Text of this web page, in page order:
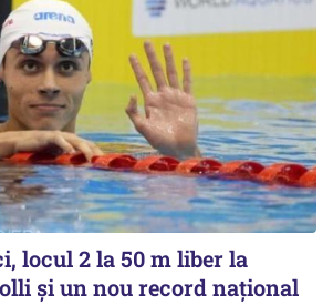
locul 2 la 50 m liber la
și un nou record național